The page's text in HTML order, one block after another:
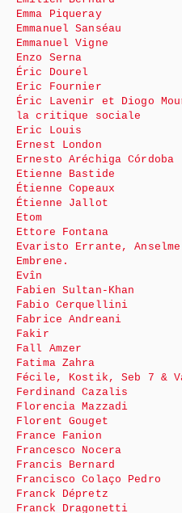
Emma Piqueray
Emmanuel Sanséau
Emmanuel Vigne
Enzo Serna
Éric Dourel
Eric Fournier
Éric Lavenir et Diogo
la critique sociale
Eric Louis
Ernest London
Ernesto Aréchiga Córdoba
Etienne Bastide
Étienne Copeaux
Étienne Jallot
Etom
Ettore Fontana
Evaristo Errante,
Embrene.
Evîn
Fabien Sultan-Khan
Fabio Cerquellini
Fabrice Andreani
Fakir
Fall Amzer
Fatima Zahra
Fécile, Kostik, Seb 7 &
Ferdinand Cazalis
Florencia Mazzadi
Florent Gouget
France Fanion
Francesco Nocera
Francis Bernard
Francisco Colaço Pedro
Franck Dépretz
Franck Dragonetti